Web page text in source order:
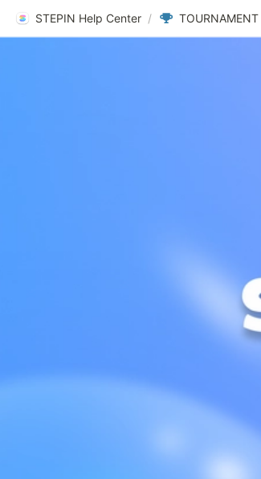
STEPIN Help Center / TOURNAMENT